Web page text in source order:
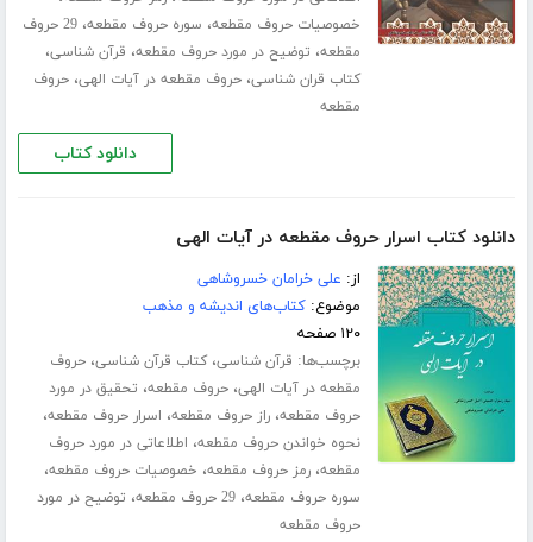
خصوصیات حروف مقطعه، سوره حروف مقطعه،
29 حروف
مقطعه، توضیح در مورد حروف مقطعه، قرآن شناسی،
کتاب قران شناسی،حروف مقطعه در آیات الهی،حروف
مقطعه
دانلود کتاب
دانلود کتاب اسرار حروف مقطعه در آیات الهی
از: علی خرامان خسروشاهی
موضوع:کتاب‌های اندیشه و مذهب
۱۲۰ صفحه
برچسب‌ها: قرآن شناسی،کتاب قرآن شناسی،حروف
مقطعه در آیات الهی،حروف مقطعه، تحقیق در مورد
حروف مقطعه،راز حروف مقطعه، اسرار حروف مقطعه،
نحوه خواندن حروف مقطعه، اطلاعاتی در مورد حروف
مقطعه،رمز حروف مقطعه، خصوصیات حروف مقطعه،
سوره حروف مقطعه،29 حروف مقطعه ، توضیح در مورد
حروف مقطعه